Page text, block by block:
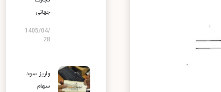
جهانی
1405/04/
28
واریز سود
سهام